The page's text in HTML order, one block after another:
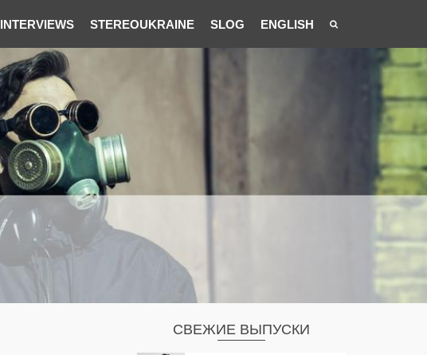
INTERVIEWS STEREOUKRAINE SLOG ENGLISH
СВЕЖИЕ ВЫПУСКИ